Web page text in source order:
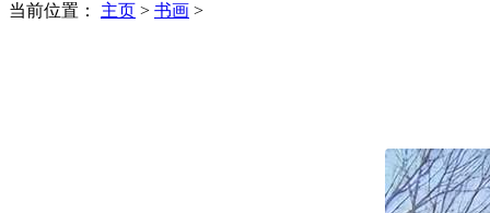
当前位置： 主页 > 书画 >